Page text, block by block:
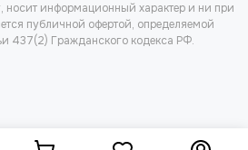
носит информационный характер и ни при
публичной офертой, определяемой
437(2) Гражданского кодекса РФ.